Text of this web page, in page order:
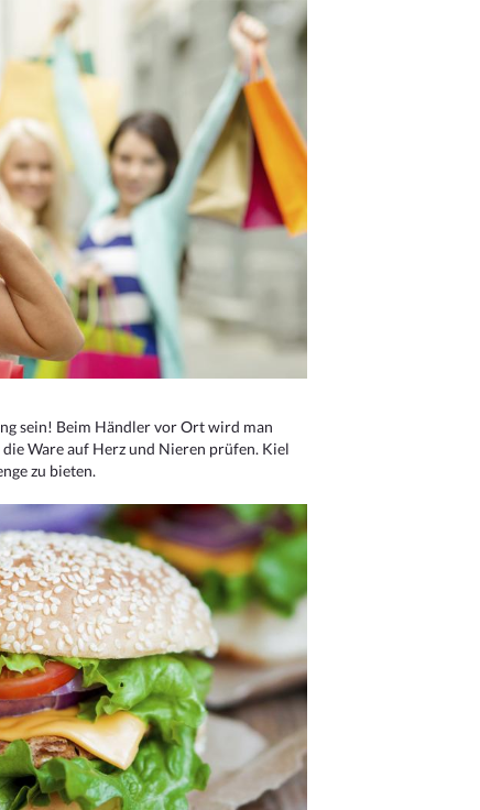
sein! Beim Händler vor Ort wird man
Ware auf Herz und Nieren prüfen. Kiel
zu bieten.